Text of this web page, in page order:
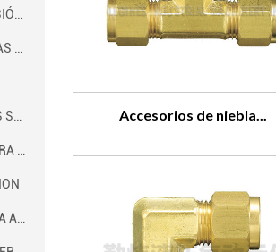
Accesorios de niebla...